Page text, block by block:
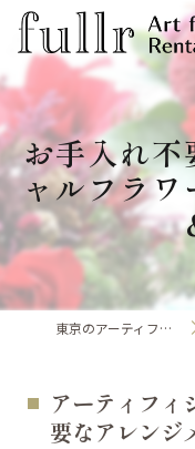
お手入れ
ャルフラ
東京のアーティフィシャルフラワーならfullr
アーティフィ
要なアレンジ